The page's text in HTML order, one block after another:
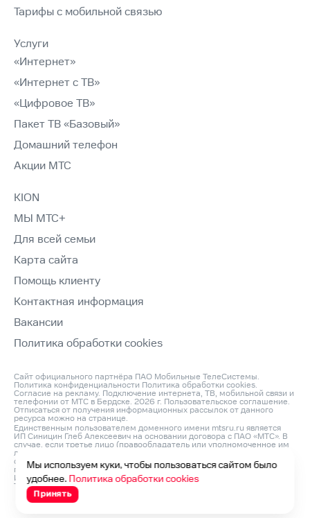
Тарифы с мобильной связью
Услуги
«Интернет»
«Интернет с ТВ»
«Цифровое ТВ»
Пакет ТВ «Базовый»
Домашний телефон
Акции МТС
KION
МЫ МТС+
Для всей семьи
Карта сайта
Помощь клиенту
Контактная информация
Вакансии
Политика обработки cookies
Сайт официального партнёра ПАО Мобильные ТелеСистемы.
Политика конфиденциальности Политика обработки cookies.
Согласие на рекламу. Подключение интернета, ТВ, мобильной связи и
телефонии от МТС в Бердске. 2026 г. Пользовательское соглашение.
Отписаться от получения информационных рассылок от данного
ресурса можно на странице.
Единственным пользователем доменного имени mtsru.ru является
ИП Синицин Глеб Алексеевич на основании договора с ПАО «МТС». В
случае, если третье лицо (правообладатель или уполномоченное им
лицо) считает, что его права на объект интеллектуальной
собственности нарушаются, он может направить претензию
по адресу: ИП Синицин Глеб Алексеевич, ОГРНИП: 312760420200042,
ИНН: 760411045260, Юр. Адрес 150046, Россия, Ярославль г,
Титова ул, д. 14 корп 3, оф.кв. 54 и по e‑mail:
Мы используем куки, чтобы пользоваться сайтом было
удобнее. Политика обработки cookies
Принять